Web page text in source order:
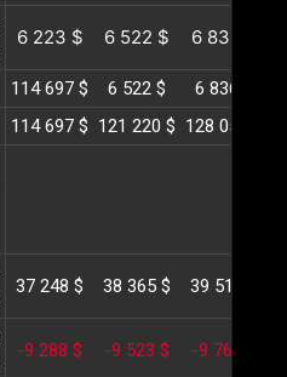
6 223 $ 6 522 $ 6 836 $
114 697 $ 6 522 $ 6 836 $
114 697 $ 121 220 $ 128 056 $
37 248 $ 38 365 $ 39 516 $
-9 288 $ -9 523 $ -9 765 $